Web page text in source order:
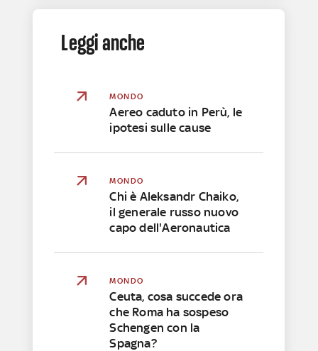
Leggi anche
MONDO
Aereo caduto in Perù, le
ipotesi sulle cause
MONDO
Chi è Aleksandr Chaiko,
il generale russo nuovo
capo dell'Aeronautica
MONDO
Ceuta, cosa succede ora
che Roma ha sospeso
Schengen con la
Spagna?